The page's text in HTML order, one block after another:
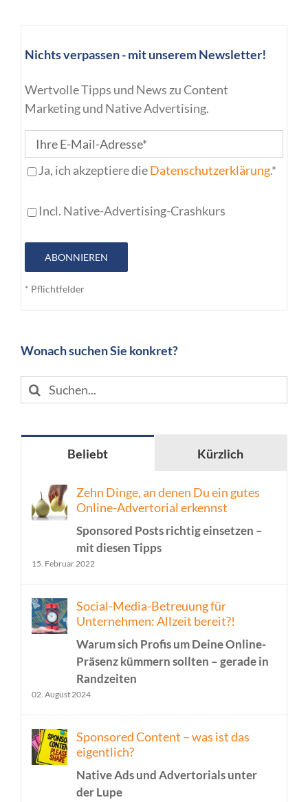
Nichts verpassen - mit unserem Newsletter!
Wertvolle Tipps und News zu Content
Marketing und Native Advertising.
Ja, ich akzeptiere dieDatenschutzerklärung.*
Incl. Native-Advertising-Crashkurs
ABONNIEREN
* Pflichtfelder
Wonach suchen Sie konkret?
Suche
nach:
Beliebt Kürzlich
Zehn Dinge, an denen Du ein gutes
Online-Advertorial erkennst
Sponsored Posts richtig einsetzen –
mit diesen Tipps
15. Februar 2022
Social-Media-Betreuung für
Unternehmen: Allzeit bereit?!
Warum sich Profis um Deine Online-
Präsenz kümmern sollten – gerade in
Randzeiten
02. August 2024
Sponsored Content – was ist das
eigentlich?
Native Ads und Advertorials unter
der Lupe